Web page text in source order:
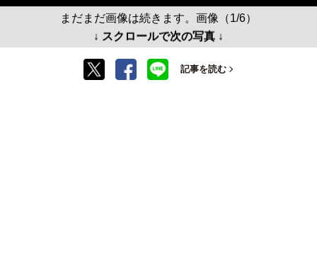
まだまだ画像は続きます。画像（1/6）
↓ スクロールで次の写真 ↓
記事を読む